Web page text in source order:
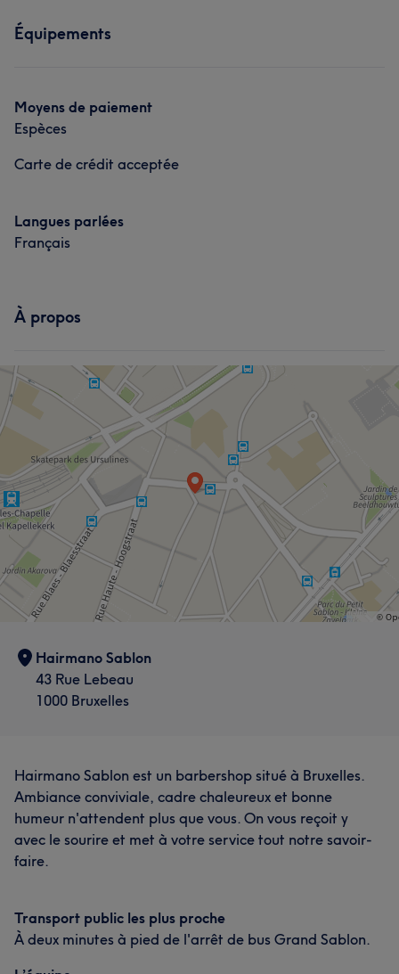
Portfolio
Équipements
Moyens de paiement
Espèces
Carte de crédit acceptée
Langues parlées
Français
À propos
Hairmano Sablon
43 Rue Lebeau
1000 Bruxelles
Hairmano Sablon est un barbershop situé à Bruxelles.
Ambiance conviviale, cadre chaleureux et bonne
humeur n'attendent plus que vous. On vous reçoit y
avec le sourire et met à votre service tout notre savoir-
faire.
Transport public les plus proche
À deux minutes à pied de l'arrêt de bus Grand Sablon.